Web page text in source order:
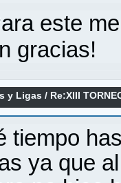
este
gracias!
y Ligas / Re:XIII
tiempo
ya que